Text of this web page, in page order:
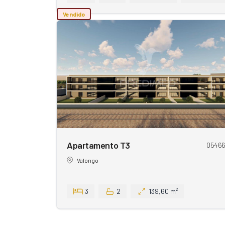
Vendido
Apartamento T3
Valongo
3 2 139,60 m²